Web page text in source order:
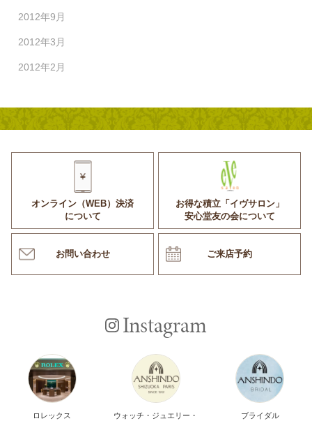
2012年9月
2012年3月
2012年2月
オンライン（WEB）決済
について
お得な積立「イヴサロン」
安心堂友の会について
お問い合わせ ご来店予約
Instagram
ロレックス
ウォッチ・ジュエリー・
ブライダル